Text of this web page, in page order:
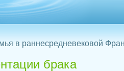
в раннесредневековой
брака